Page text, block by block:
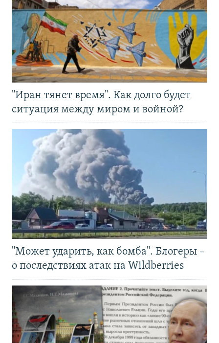
"Иран тянет время". Как долго будет
ситуация между миром и войной?
"Может ударить, как бомба". Блогеры –
о последствиях атак на Wildberries